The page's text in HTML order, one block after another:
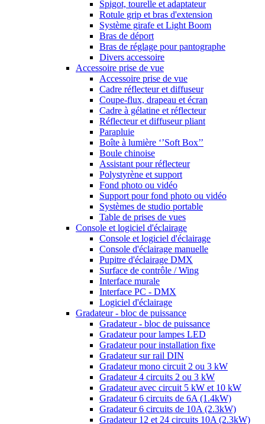
Spigot, tourelle et adaptateur
Rotule grip et bras d'extension
Système girafe et Light Boom
Bras de déport
Bras de réglage pour pantographe
Divers accessoire
Accessoire prise de vue
Accessoire prise de vue
Cadre réflecteur et diffuseur
Coupe-flux, drapeau et écran
Cadre à gélatine et réflecteur
Réflecteur et diffuseur pliant
Parapluie
Boîte à lumière ‘’Soft Box’’
Boule chinoise
Assistant pour réflecteur
Polystyrène et support
Fond photo ou vidéo
Support pour fond photo ou vidéo
Systèmes de studio portable
Table de prises de vues
Console et logiciel d'éclairage
Console et logiciel d'éclairage
Console d'éclairage manuelle
Pupitre d'éclairage DMX
Surface de contrôle / Wing
Interface murale
Interface PC - DMX
Logiciel d'éclairage
Gradateur - bloc de puissance
Gradateur - bloc de puissance
Gradateur pour lampes LED
Gradateur pour installation fixe
Gradateur sur rail DIN
Gradateur mono circuit 2 ou 3 kW
Gradateur 4 circuits 2 ou 3 kW
Gradateur avec circuit 5 kW et 10 kW
Gradateur 6 circuits de 6A (1.4kW)
Gradateur 6 circuits de 10A (2.3kW)
Gradateur 12 et 24 circuits 10A (2.3kW)